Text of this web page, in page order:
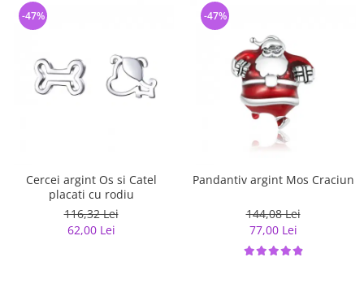
Cercei argint Os si Catel
placati cu rodiu
116,32 Lei
62,00 Lei
-47%
Pandantiv argint Mos Craciun
144,08 Lei
77,00 Lei
-47%